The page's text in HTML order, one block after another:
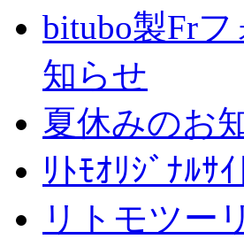
bitubo製Fr
知らせ
夏休みのお
ﾘﾄﾓｵﾘｼﾞﾅﾙｻ
リトモツー